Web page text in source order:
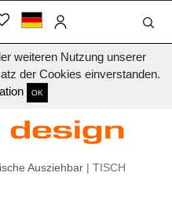
weiteren Nutzung unserer
der Cookies einverstanden.
OK
Ausziehbar | TISCH